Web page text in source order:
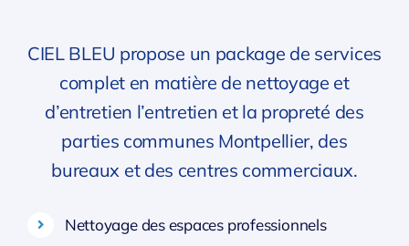
CIEL BLEU propose un package de services
complet en matière de nettoyage et
d’entretien l’entretien et la propreté des
parties communes Montpellier, des
bureaux et des centres commerciaux.
Nettoyage des espaces professionnels